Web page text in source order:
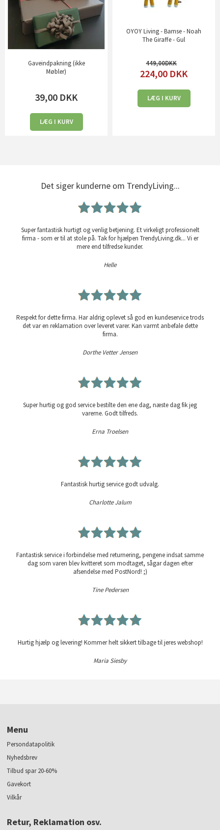
Gaveindpakning (ikke
Møbler)
39,00 DKK
LÆG I KURV
OYOY Living - Bamse - Noah
The Giraffe - Gul
449,00
224,00 DKK
LÆG I KURV
Det siger kunderne om TrendyLiving...
Super fantastisk hurtigt og venlig betjening. Et virkeligt professionelt
firma - som er til at stole på. Tak for hjælpen TrendyLiving.dk... Vi er
mere end tilfredse kunder.
Helle
Respekt for dette firma. Har aldrig oplevet så god en kundeservice trods
det var en reklamation over leveret varer. Kan varmt anbefale dette
firma.
Dorthe Vetter Jensen
Super hurtig og god service bestilte den ene dag, næste dag fik jeg
varerne. Godt tilfreds.
Erna Troelsen
Fantastisk hurtig service godt udvalg.
Charlotte Jalum
Fantastisk service i forbindelse med returnering, pengene indsat samme
dag som varen blev kvitteret som modtaget, sågar dagen efter
afsendelse med PostNord! ;)
Tine Pedersen
Hurtig hjælp og levering! Kommer helt sikkert tilbage til jeres webshop!
Maria Siesby
Menu
Persondatapolitik
Nyhedsbrev
Tilbud spar 20-60%
Gavekort
Vilkår
Retur, Reklamation osv.